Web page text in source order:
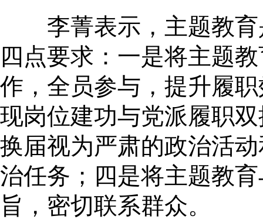
李菁表示，主题教育
四点要求：一是将主题
作，全员参与，提升履
现岗位建功与党派履职
换届视为严肃的政治活
治任务；四是将主题教
旨，密切联系群众。